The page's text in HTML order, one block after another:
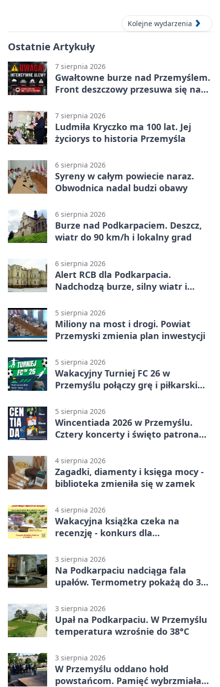
Kolejne wydarzenia
Ostatnie Artykuły
7 sierpnia 2026
Gwałtowne burze nad Przemyślem.
Front deszczowy przesuwa się na
7 sierpnia 2026
Ludmiła Kryczko ma 100 lat. Jej
życiorys to historia Przemyśla
6 sierpnia 2026
Syreny w całym powiecie naraz.
Obwodnica nadal budzi obawy
6 sierpnia 2026
Burze nad Podkarpaciem. Deszcz,
wiatr do 90 km/h i lokalny grad
6 sierpnia 2026
Alert RCB dla Podkarpacia.
Nadchodzą burze, silny wiatr i
5 sierpnia 2026
Miliony na most i drogi. Powiat
Przemyski zmienia plan inwestycji
5 sierpnia 2026
Wakacyjny Turniej FC 26 w
Przemyślu połączy grę i piłkarski
5 sierpnia 2026
Wincentiada 2026 w Przemyślu.
Cztery koncerty i święto patrona
4 sierpnia 2026
Zagadki, diamenty i księga mocy -
biblioteka zmieniła się w zamek
4 sierpnia 2026
Wakacyjna książka czeka na
recenzję - konkurs dla
3 sierpnia 2026
Na Podkarpaciu nadciąga fala
upałów. Termometry pokażą do 36
3 sierpnia 2026
Upał na Podkarpaciu. W Przemyślu
temperatura wzrośnie do 38°C
3 sierpnia 2026
W Przemyślu oddano hołd
powstańcom. Pamięć wybrzmiała